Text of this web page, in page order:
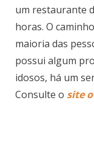
um restaurante
horas. O
maioria das
possui algum
idosos, há um
Consulte o site